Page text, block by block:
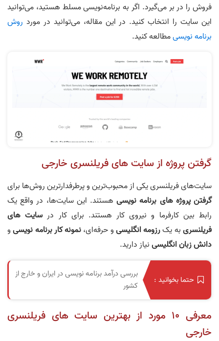
فروش را در بر می‌گیرد. اگر به برنامه‌نویسی مسلط هستید، می‌توانید
این سایت را انتخاب کنید. در این مقاله، می‌توانید در مورد روش
برنامه نویسیمطالعه کنید.
گرفتن پروژه از سایت های فریلنسری خارجی
سایت‌های فریلنسری یکی از محبوب‌ترین و پرطرفدارترین روش‌ها برای
گرفتن پروژه های برنامه نویسیهستند. این سایت‌ها، در واقع یک
رابط بین کارفرما و نیروی کار هستند. برای کار در سایت های
فریلنسریبه یکرزومه انگلیسیو حرفه‌ای،نمونه کار برنامه نویسیو
دانش زبان انگلیسینیاز دارید.
حتما بخوانید :
بررسی درآمد برنامه نویسی در ایران و خارج از
کشور
معرفی 10 مورد از بهترین سایت های فریلنسری
خارجی